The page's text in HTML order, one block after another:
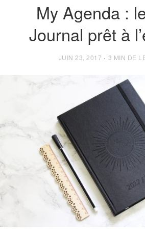
My Agenda :
Journal prêt à
POSTED
JUIN 23, 2017 3 MIN DE